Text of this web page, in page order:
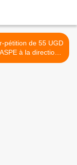
pétition de 55 UGD
à la direction
scolaires : pour